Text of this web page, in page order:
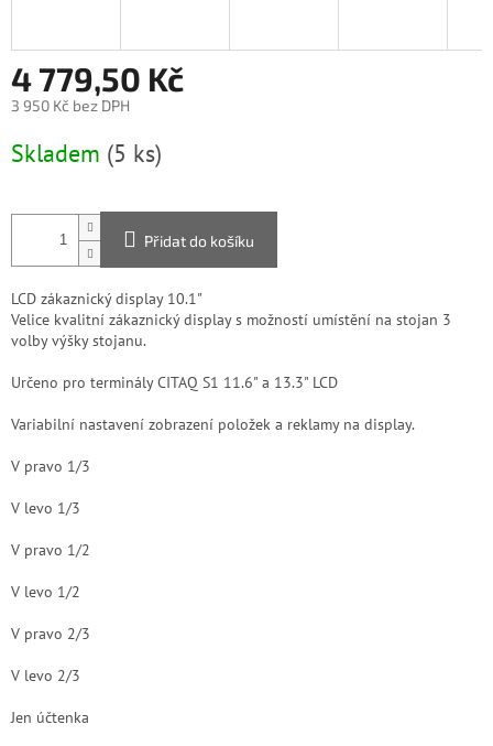
4 779,50 Kč
3 950 Kč bez DPH
cena:
Skladem (5 ks)
Přidat do košíku
LCD zákaznický display 10.1"
Velice kvalitní zákaznický display s možností umístění na stojan 3
volby výšky stojanu.
Určeno pro terminály CITAQ S1 11.6" a 13.3" LCD
Variabilní nastavení zobrazení položek a reklamy na display.
V pravo 1/3
V levo 1/3
V pravo 1/2
V levo 1/2
V pravo 2/3
V levo 2/3
Jen účtenka